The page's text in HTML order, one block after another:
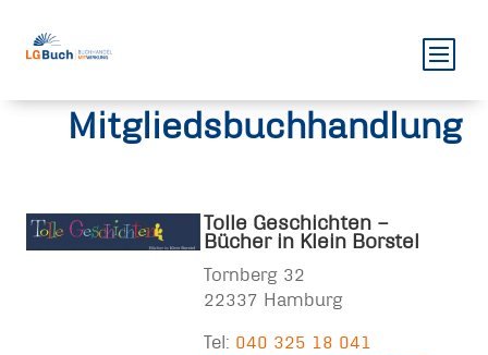
Mitgliedsbuchhandlung
Tolle Geschichten –
Bücher in Klein Borstel
Tornberg 32
22337 Hamburg
Tel: 040 325 18 041